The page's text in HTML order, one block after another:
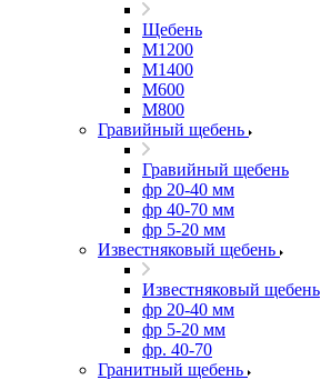
Щебень
М1200
М1400
М600
М800
Гравийный щебень
Гравийный щебень
фр 20-40 мм
фр 40-70 мм
фр 5-20 мм
Известняковый щебень
Известняковый щебень
фр 20-40 мм
фр 5-20 мм
фр. 40-70
Гранитный щебень